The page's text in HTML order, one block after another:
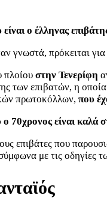
ο έλληνας
γνωστά, πρόκειται για
πλοίου στην Τενερίφη
των επιβατών, η
πρωτοκόλλων, που
70χρονος είναι καλά
επιβάτες που
με τις οδηγίες